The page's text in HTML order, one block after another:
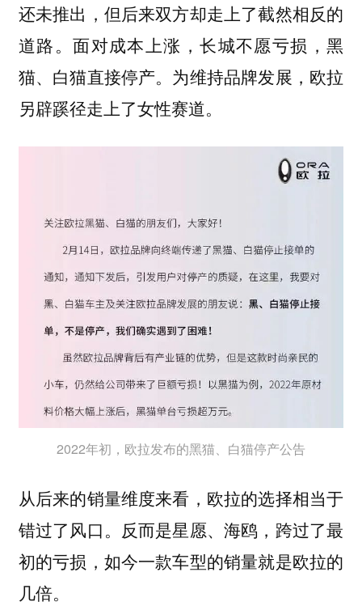
还未推出，但后来双方却走上了截然相反的
道路。面对成本上涨，长城不愿亏损，黑
猫、白猫直接停产。为维持品牌发展，欧拉
另辟蹊径走上了女性赛道。
2022年初，欧拉发布的黑猫、白猫停产公告
从后来的销量维度来看，欧拉的选择相当于
错过了风口。反而是星愿、海鸥，跨过了最
初的亏损，如今一款车型的销量就是欧拉的
几倍。